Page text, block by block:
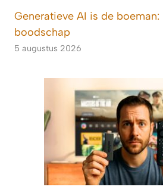
Generatieve AI is de
boodschap
5 augustus 2026